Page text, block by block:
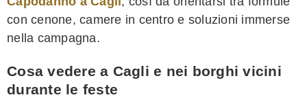
con cenone, camere in centro e soluzioni immerse
nella campagna.
Cosa vedere a Cagli e nei borghi vicini
durante le feste